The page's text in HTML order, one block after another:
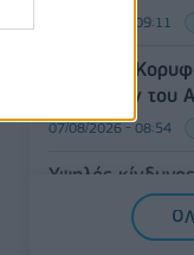
07/08/2026 - 09:11
Πειραιάς:
αδειούχων του
07/08/2026 - 08:54
Υψηλός
Αττική, Κρήτη,
νησιά του